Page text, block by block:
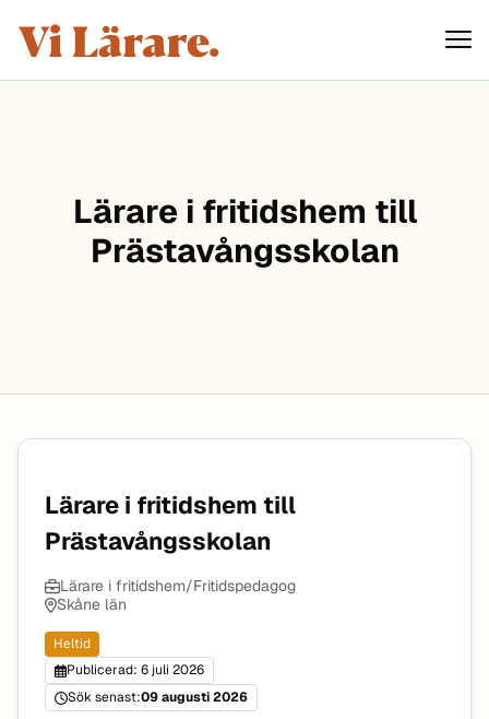
Hoppa till innehåll
ViLärare
Lärare i fritidshem till
Prästavångsskolan
Lärare i fritidshem till
Prästavångsskolan
Lärare i fritidshem/Fritidspedagog
Skåne län
Heltid
Publicerad: 6 juli 2026
Sök senast:09 augusti 2026